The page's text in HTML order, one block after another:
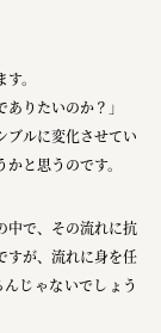
。
りたいのか？」
ブルに変化させてい
と思うのです。
中で、その流れに抗
すが、流れに身を任
じゃないでしょう